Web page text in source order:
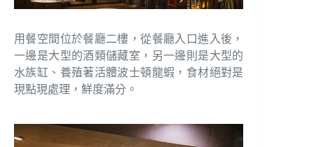
用餐空間位於餐廳二樓，從餐廳入口進入後，
一邊是大型的酒類儲藏室，另一邊則是大型的
水族缸、養殖著活體波士頓龍蝦，食材絕對是
現點現處理，鮮度滿分。